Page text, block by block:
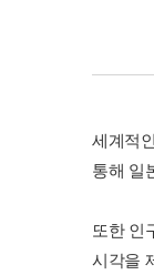
세계적
통해 일
또한 인
시각을